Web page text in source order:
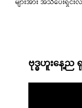
ဗုဒ္ဓဟူးနေ့ည